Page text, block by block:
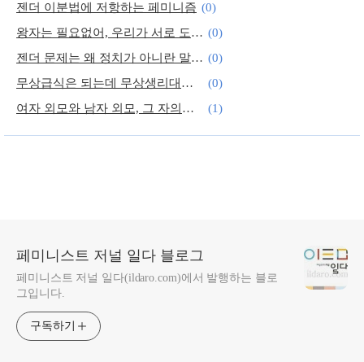
젠더 이분법에 저항하는 페미니즘 (0)
왕자는 필요없어, 우리가 서로 도울 거야 (0)
젠더 문제는 왜 정치가 아니란 말인가! (0)
무상급식은 되는데 무상생리대는 안 되나?
(0)
여자 외모와 남자 외모, 그 자의적인 경계
(1)
젠더감수성 공언한 정부에서 여성혐오 인사라니…
(0)
페미니스트 저널 일다 블로그
페미니스트 저널 일다(ildaro.com)에서 발행하는 블로
그입니다.
구독하기